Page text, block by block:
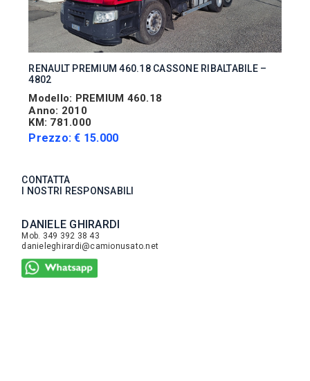
CONTATTA
I NOSTRI RESPONSABILI
DANIELE GHIRARDI
Mob. 349 392 38 43
danieleghirardi@camionusato.net
RENAULT PREMIUM 460.18 CASSONE RIBALTABILE –
4802
Modello: PREMIUM 460.18
Anno: 2010
KM: 781.000
Prezzo: € 15.000